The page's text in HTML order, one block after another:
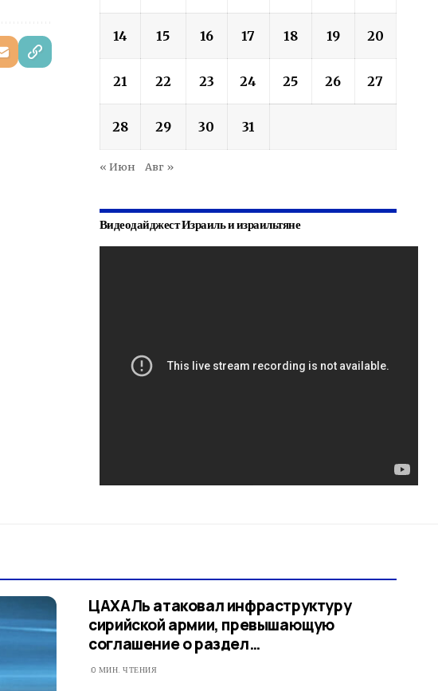
14 15 16 17 18 19 20
21 22 23 24 25 26 27
28 29 30 31
« Июн Авг »
Видеодайджест Израиль и израильтяне
ЦАХАЛь атаковал инфраструктуру
сирийской армии, превышающую
соглашение о раздел…
0 МИН. ЧТЕНИЯ